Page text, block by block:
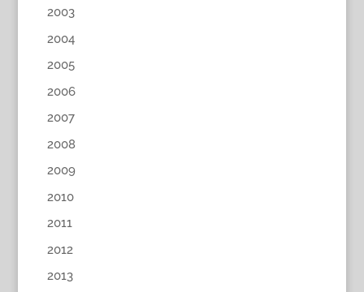
2003
2004
2005
2006
2007
2008
2009
2010
2011
2012
2013